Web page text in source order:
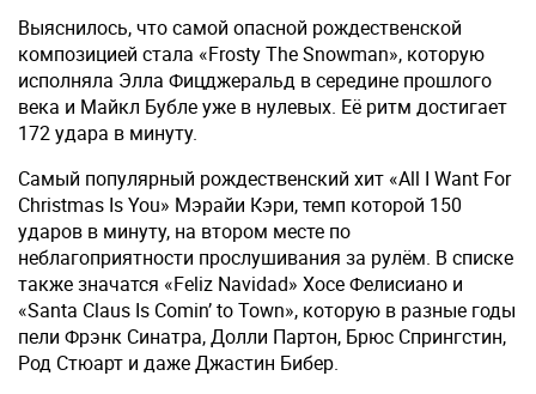
Выяснилось, что самой опасной рождественской
композицией стала «Frosty The Snowman», которую
исполняла Элла Фицджеральд в середине прошлого
века и Майкл Бубле уже в нулевых. Её ритм достигает
172 удара в минуту.
Самый популярный рождественский хит «All I Want For
Christmas Is You» Мэрайи Кэри, темп которой 150
ударов в минуту, на втором месте по
неблагоприятности прослушивания за рулём. В списке
также значатся «Feliz Navidad» Хосе Фелисиано и
«Santa Claus Is Comin’ to Town», которую в разные годы
пели Фрэнк Синатра, Долли Партон, Брюс Спрингстин,
Род Стюарт и даже Джастин Бибер.